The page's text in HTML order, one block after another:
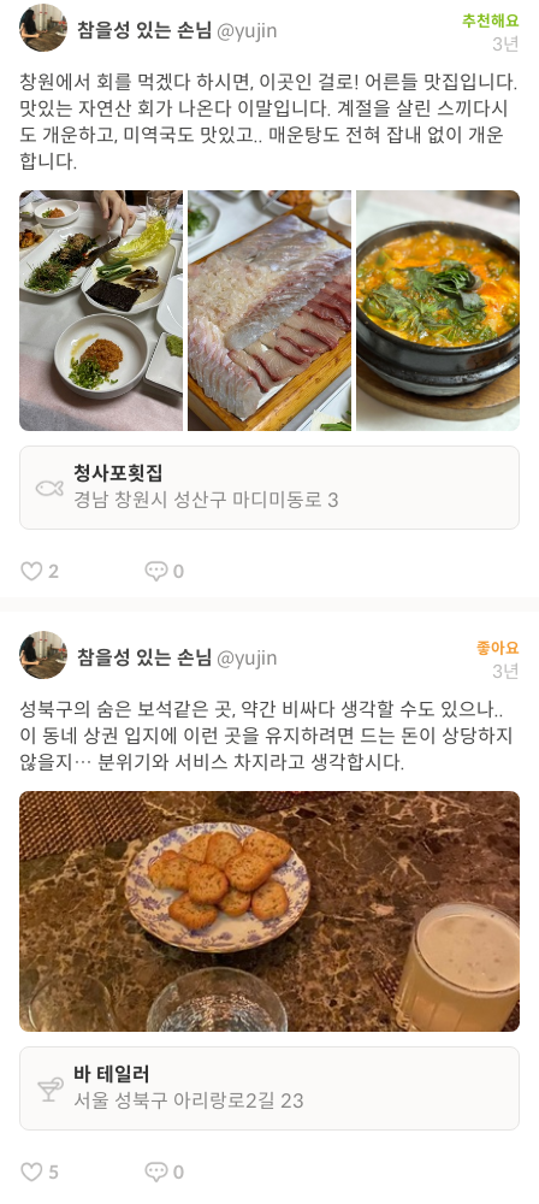
참을성 있는 손님 @yujin 추천해요
3년
창원에서 회를 먹겠다 하시면, 이곳인 걸로! 어른들 맛집입니다.
맛있는 자연산 회가 나온다 이말입니다. 계절을 살린 스끼다시
도 개운하고, 미역국도 맛있고.. 매운탕도 전혀 잡내 없이 개운
합니다.
청사포횟집
경남 창원시 성산구 마디미동로 3
2 0
참을성 있는 손님 @yujin 좋아요
3년
성북구의 숨은 보석같은 곳, 약간 비싸다 생각할 수도 있으나..
이 동네 상권 입지에 이런 곳을 유지하려면 드는 돈이 상당하지
않을지… 분위기와 서비스 차지라고 생각합시다.
바 테일러
서울 성북구 아리랑로2길 23
5 0